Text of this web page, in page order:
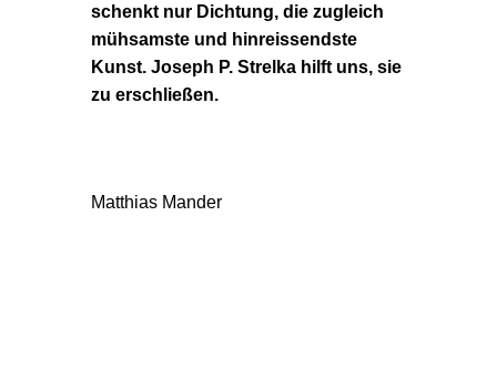
schenkt nur Dichtung, die zugleich
mühsamste und hinreissendste
Kunst. Joseph P. Strelka hilft uns, sie
zu erschließen.
Matthias Mander